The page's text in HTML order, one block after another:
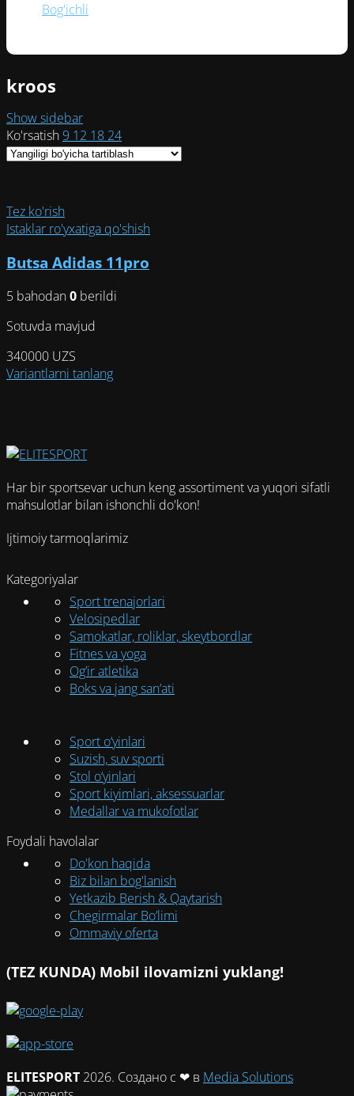
Bog'ichli
kroos
Show sidebar
Ko'rsatish9 12 18 24
Tez ko'rish
Istaklar ro'yxatiga qo'shish
Butsa Adidas 11pro
5 bahodan0 berildi
Sotuvda mavjud
340000 UZS
Variantlarni tanlangЭтот
выбрать
на
странице
товара.
Har bir sportsevar uchun keng assortiment va yuqori sifatli
mahsulotlar bilan ishonchli do'kon!
Ijtimoiy tarmoqlarimiz
Kategoriyalar
Sport trenajorlari
Velosipedlar
Samokatlar, roliklar, skeytbordlar
Fitnes va yoga
Og’ir atletika
Boks va jang san’ati
Sport o‘yinlari
Suzish, suv sporti
Stol o‘yinlari
Sport kiyimlari, aksessuarlar
Medallar va mukofotlar
Foydali havolalar
Do'kon haqida
Biz bilan bog'lanish
Yetkazib Berish & Qaytarish
Chegirmalar Bo’limi
Ommaviy oferta
(TEZ KUNDA) Mobil ilovamizni yuklang!
ELITESPORT 2026. Создано с ❤ в Media Solutions